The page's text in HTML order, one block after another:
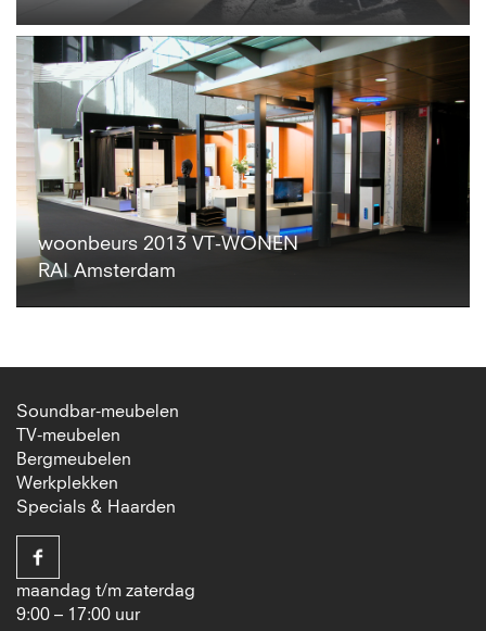
woonbeurs 2013 VT-WONEN
RAI Amsterdam
Soundbar-meubelen
TV-meubelen
Bergmeubelen
Werkplekken
Specials & Haarden
maandag t/m zaterdag
9:00 – 17:00 uur